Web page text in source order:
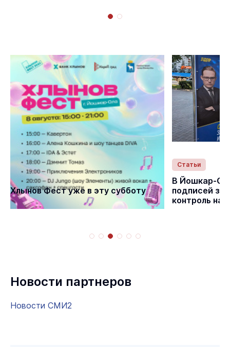
Статьи
Хлынов Фест уже в эту субботу
Статьи
В Йошкар-
подписей за
контроль
Новости партнеров
Новости СМИ2